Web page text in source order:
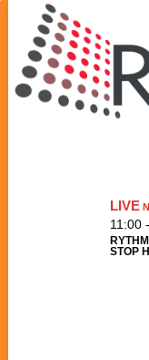
LIVE
11:00
STOP